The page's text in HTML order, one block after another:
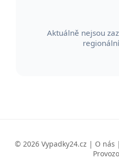
Aktuálně nejsou
© 2026 Vypadky24.cz | O nás |